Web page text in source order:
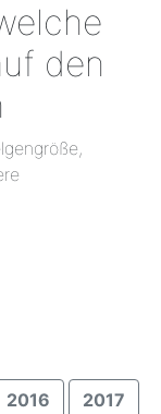
den
2016 2017